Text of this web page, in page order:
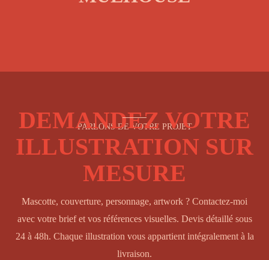
PARLONS DE VOTRE PROJET
DEMANDEZ VOTRE
ILLUSTRATION SUR
MESURE
Mascotte, couverture, personnage, artwork ? Contactez-moi
avec votre brief et vos références visuelles. Devis détaillé sous
24 à 48h. Chaque illustration vous appartient intégralement à la
livraison.